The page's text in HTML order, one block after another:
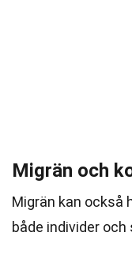
Migrän och
Migrän kan också
både individer